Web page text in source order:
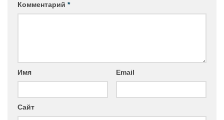
Комментарий *
Имя Email
Сайт